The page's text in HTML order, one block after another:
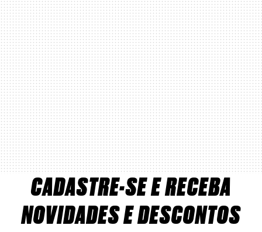
CADASTRE-SE E RECEBA
NOVIDADES E DESCONTOS